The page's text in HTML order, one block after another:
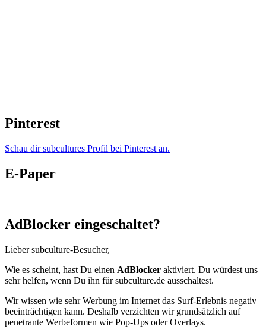
Pinterest
Schau dir subcultures Profil bei Pinterest an.
E-Paper
AdBlocker eingeschaltet?
Lieber subculture-Besucher,
Wie es scheint, hast Du einen AdBlocker aktiviert. Du würdest uns
sehr helfen, wenn Du ihn für subculture.de ausschaltest.
Wir wissen wie sehr Werbung im Internet das Surf-Erlebnis negativ
beeinträchtigen kann. Deshalb verzichten wir grundsätzlich auf
penetrante Werbeformen wie Pop-Ups oder Overlays.